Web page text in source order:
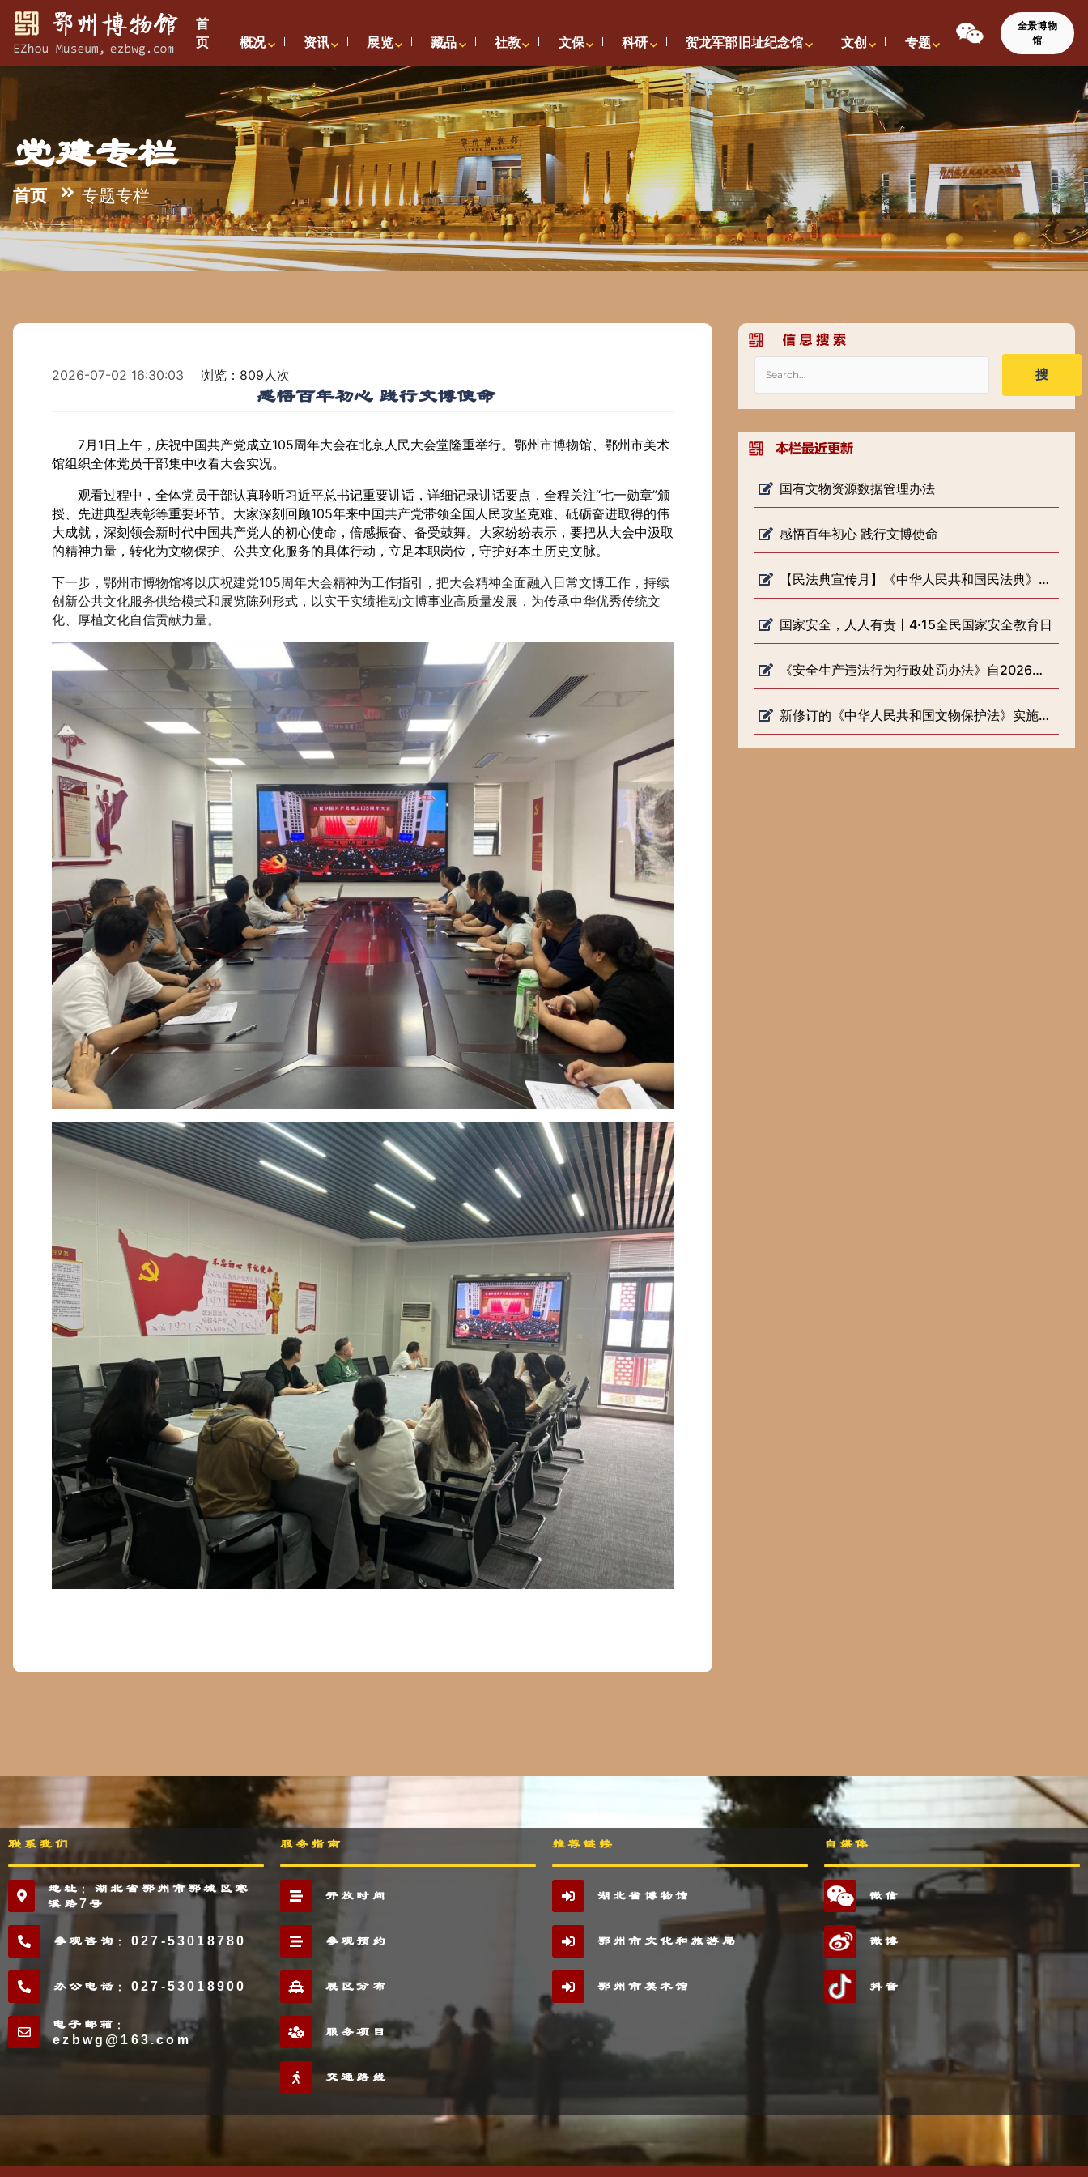
首
页
概况 资讯 展览 藏品 社教 文保 科研 贺龙军部旧址纪念馆 文创 专题
全景博物
馆
党建专栏
首页 专题专栏
2026-07-02 16:30:03 浏览：809人次
感悟百年初心 践行文博使命
7月1日上午，庆祝中国共产党成立105周年大会在北京人民大会堂隆重举行。鄂州市博物馆、鄂州市美术
馆组织全体党员干部集中收看大会实况。
观看过程中，全体党员干部认真聆听习近平总书记重要讲话，详细记录讲话要点，全程关注“七一勋章”颁
授、先进典型表彰等重要环节。大家深刻回顾105年来中国共产党带领全国人民攻坚克难、砥砺奋进取得的伟
大成就，深刻领会新时代中国共产党人的初心使命，倍感振奋、备受鼓舞。大家纷纷表示，要把从大会中汲取
的精神力量，转化为文物保护、公共文化服务的具体行动，立足本职岗位，守护好本土历史文脉。
下一步，鄂州市博物馆将以庆祝建党105周年大会精神为工作指引，把大会精神全面融入日常文博工作，持续
创新公共文化服务供给模式和展览陈列形式，以实干实绩推动文博事业高质量发展，为传承中华优秀传统文
化、厚植文化自信贡献力量。
搜
国有文物资源数据管理办法
感悟百年初心 践行文博使命
【民法典宣传月】《中华人民共和国民法典》知识普及
国家安全，人人有责丨4·15全民国家安全教育日
《安全生产违法行为行政处罚办法》自2026年2月1日起施行
新修订的《中华人民共和国文物保护法》实施一周年
联系我们
地址：湖北省鄂州市鄂城区寒
溪路7号
参观咨询：027-53018780
办公电话：027-53018900
电子邮箱：
ezbwg@163.com
服务指南
开放时间
参观预约
展区分布
服务项目
交通路线
推荐链接
湖北省博物馆
鄂州市文化和旅游局
鄂州市美术馆
自媒体
微信
微博
抖音